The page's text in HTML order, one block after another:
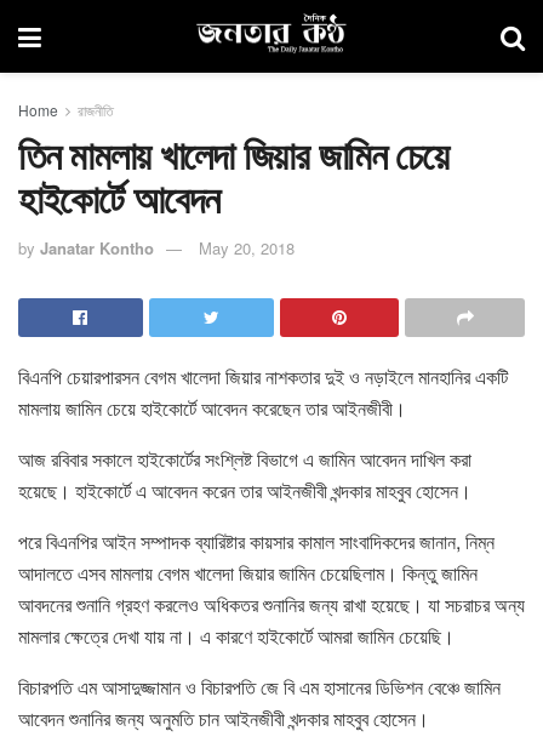
Home রাজনীতি
তিন মামলায় খালেদা জিয়ার জামিন চেয়ে
হাইকোর্টে আবেদন
by Janatar Kontho May 20, 2018
বিএনপি চেয়ারপারসন বেগম খালেদা জিয়ার নাশকতার দুই ও নড়াইলে মানহানির একটি
মামলায় জামিন চেয়ে হাইকোর্টে আবেদন করেছেন তার আইনজীবী।
আজ রবিবার সকালে হাইকোর্টের সংশ্লিষ্ট বিভাগে এ জামিন আবেদন দাখিল করা
হয়েছে। হাইকোর্টে এ আবেদন করেন তার আইনজীবী খন্দকার মাহবুব হোসেন।
পরে বিএনপির আইন সম্পাদক ব্যারিষ্টার কায়সার কামাল সাংবাদিকদের জানান, নিম্ন
আদালতে এসব মামলায় বেগম খালেদা জিয়ার জামিন চেয়েছিলাম। কিন্তু জামিন
আবদনের শুনানি গ্রহণ করলেও অধিকতর শুনানির জন্য রাখা হয়েছে। যা সচরাচর অন্য
মামলার ক্ষেত্রে দেখা যায় না। এ কারণে হাইকোর্টে আমরা জামিন চেয়েছি।
বিচারপতি এম আসাদুজ্জামান ও বিচারপতি জে বি এম হাসানের ডিভিশন বেঞ্চে জামিন
আবেদন শুনানির জন্য অনুমতি চান আইনজীবী খন্দকার মাহবুব হোসেন।